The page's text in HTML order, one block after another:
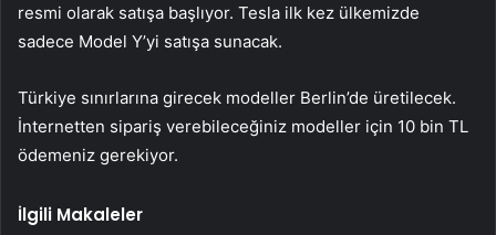
resmi olarak satışa başlıyor. Tesla ilk kez ülkemizde
sadece Model Y’yi satışa sunacak.
Türkiye sınırlarına girecek modeller Berlin’de üretilecek.
İnternetten sipariş verebileceğiniz modeller için 10 bin TL
ödemeniz gerekiyor.
İlgili Makaleler